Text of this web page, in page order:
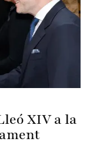
XIV a la